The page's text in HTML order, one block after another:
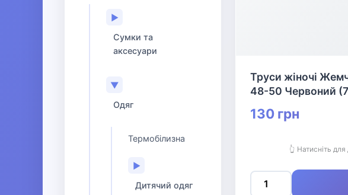
▶
Сумки та
аксесуари
▼
Одяг
Термобілизна
▶
Дитячий одяг
Труси жіночі
48-50 Червоний
130 грн
👆 Натисніть для